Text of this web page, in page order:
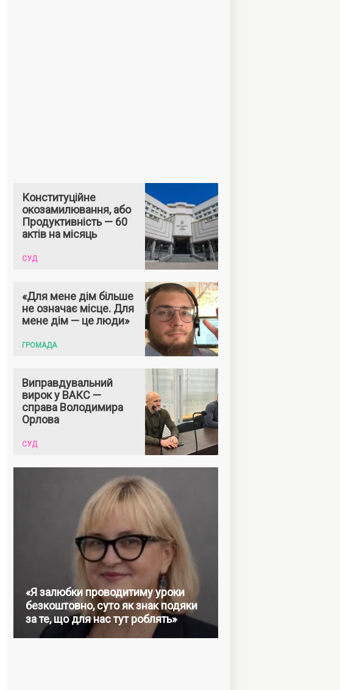
Конституційне
окозамилювання, або
Продуктивність — 60
актів на місяць
СУД
«Для мене дім більше
не означає місце. Для
мене дім — це люди»
ГРОМАДА
Виправдувальний
вирок у ВАКС —
справа Володимира
Орлова
СУД
«Я залюбки проводитиму уроки
безкоштовно, суто як знак подяки
за те, що для нас тут роблять»